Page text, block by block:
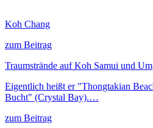
Koh Chang
zum Beitrag
Traumstrände auf Koh Samui und
Eigentlich heißt er "Thongtakian
Bucht" (Crystal Bay).…
zum Beitrag